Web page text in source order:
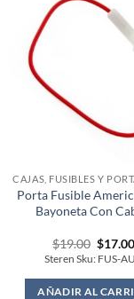
Porta Fusible
Bayoneta Con
$19.00 Original
price
was:
$17.00
Steren Sku: FUS-
AÑADIR AL